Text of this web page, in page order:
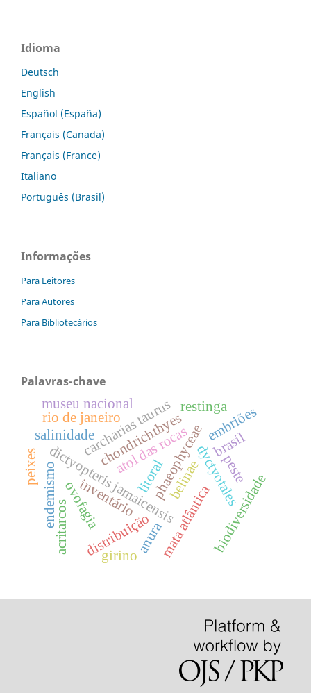
Idioma
Deutsch
English
Español (España)
Français (Canada)
Français (France)
Italiano
Português (Brasil)
Informações
Para Leitores
Para Autores
Para Bibliotecários
Palavras-chave
phaeophyceaedyctyotales
dictyopteris jamaicensis
atol das rocas brasil
biodiversidade
mata atlântica
distribuição
inventário
chondrichthyes
carcharias taurus
ovofagia
embriões
litoral
endemismo
rio de janeiro
peste
museu nacional
acritarcos
salinidade
peixes
restinga
belinae
anura
girino